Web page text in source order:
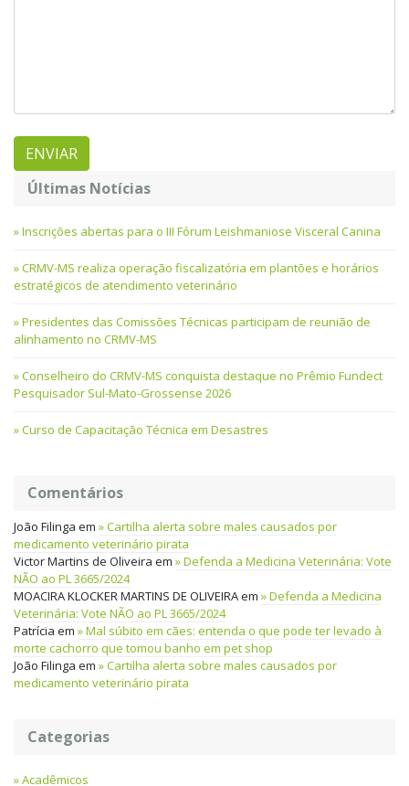
Últimas Notícias
Inscrições abertas para o III Fórum Leishmaniose Visceral Canina
CRMV-MS realiza operação fiscalizatória em plantões e horários
estratégicos de atendimento veterinário
Presidentes das Comissões Técnicas participam de reunião de
alinhamento no CRMV-MS
Conselheiro do CRMV-MS conquista destaque no Prêmio Fundect
Pesquisador Sul-Mato-Grossense 2026
Curso de Capacitação Técnica em Desastres
Comentários
João Filinga em
Cartilha alerta sobre males causados por
medicamento veterinário pirata
Victor Martins de Oliveira em
Defenda a Medicina Veterinária: Vote
NÃO ao PL 3665/2024
MOACIRA KLOCKER MARTINS DE OLIVEIRAem
Defenda a Medicina
Veterinária: Vote NÃO ao PL 3665/2024
Patrícia em
Mal súbito em cães: entenda o que pode ter levado à
morte cachorro que tomou banho em pet shop
João Filinga em
Cartilha alerta sobre males causados por
medicamento veterinário pirata
Categorias
Acadêmicos